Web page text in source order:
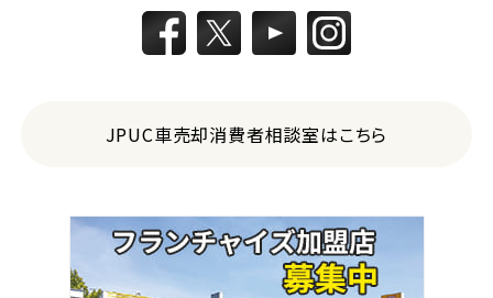
JPUC車売却消費者相談室はこちら